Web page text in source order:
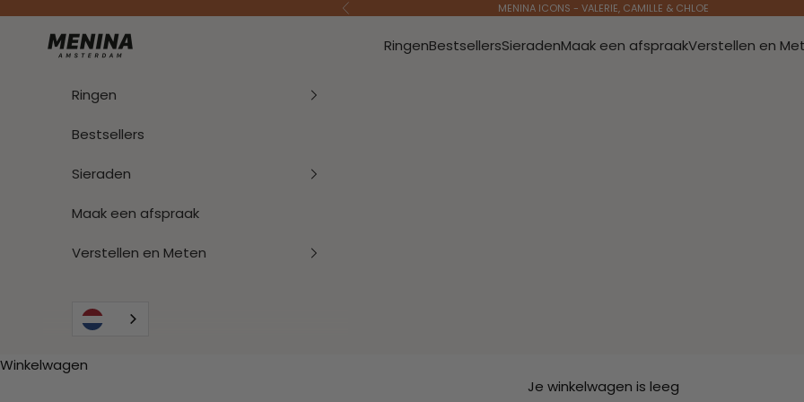
Vorige MENINA ICONS - VALERIE, CAMILLE & CHLOE
Menina Amsterdam RingenBestsellersSieradenMaak een afspraakVerstellen en
Ringen
Bestsellers
Sieraden
Maak een afspraak
Verstellen en Meten
Winkelwagen
Je winkelwagen is leeg